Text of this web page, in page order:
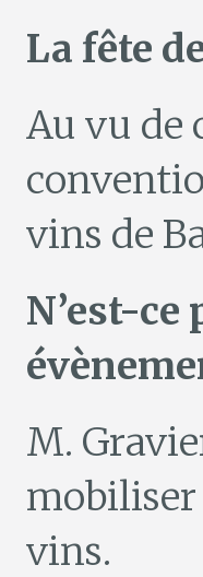
La fête
Au vu de
vins de
N’est-
M.
mobiliser
vins.